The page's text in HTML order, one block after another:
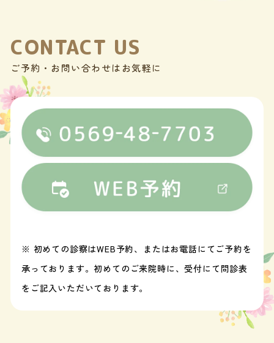
CONTACT US
ご予約・お問い合わせはお気軽に
※ 初めての診察はWEB予約、またはお電話にてご予約を
承っております。初めてのご来院時に、受付にて問診表
をご記入いただいております。